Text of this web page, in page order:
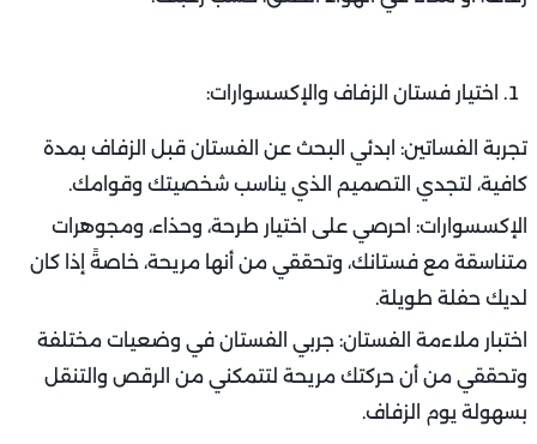
اختيار فستان الزفاف والإكسسوارات:
تجربة الفساتين: ابدئي البحث عن الفستان قبل الزفاف بمدة
كافية، لتجدي التصميم الذي يناسب شخصيتك وقوامك.
الإكسسوارات: احرصي على اختيار طرحة، وحذاء، ومجوهرات
متناسقة مع فستانك، وتحققي من أنها مريحة، خاصةً إذا كان
لديك حفلة طويلة.
اختبار ملاءمة الفستان: جربي الفستان في وضعيات مختلفة
وتحققي من أن حركتك مريحة لتتمكني من الرقص والتنقل
بسهولة يوم الزفاف.